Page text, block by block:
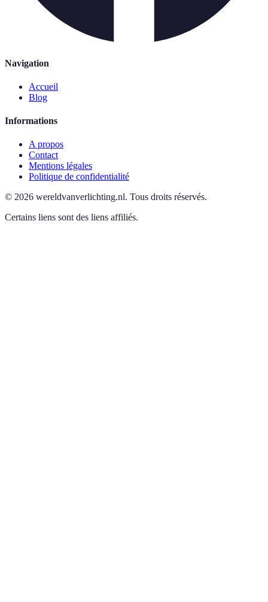
Navigation
Accueil
Blog
Informations
A propos
Contact
Mentions légales
Politique de confidentialité
© 2026 wereldvanverlichting.nl. Tous droits réservés.
Certains liens sont des liens affiliés.